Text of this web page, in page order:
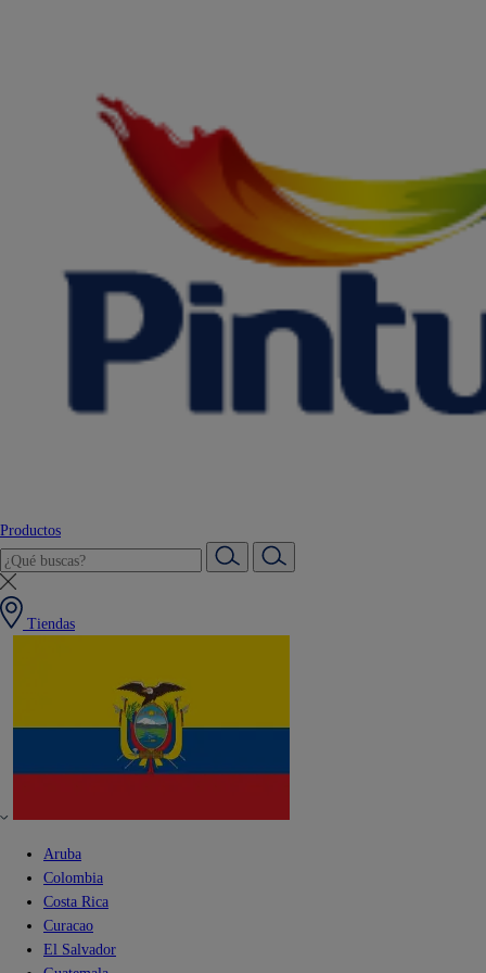
Productos
Tiendas
Aruba
Colombia
Costa Rica
Curacao
El Salvador